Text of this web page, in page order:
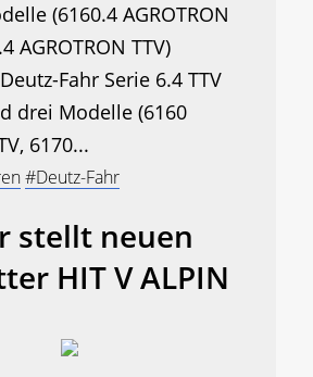
(6160.4 AGROTRON
AGROTRON TTV)
Fahr Serie 6.4 TTV
drei Modelle (6160
6170...
#Deutz-Fahr
stellt neuen
HIT V ALPIN